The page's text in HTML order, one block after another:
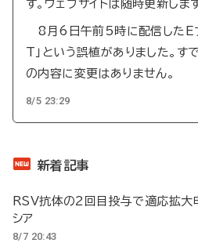
す。ウェブサイトは随時更新します
8月6日午前5時に配信したE
T」という誤植がありました。す
の内容に変更はありません。
8/5 23:29
新着記事
RSV抗体の2回目投与で適応拡
シア
8/7 20:43